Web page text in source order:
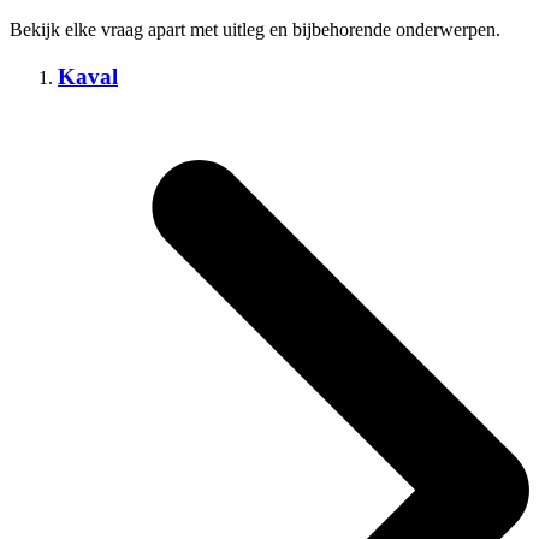
Bekijk elke vraag apart met uitleg en bijbehorende onderwerpen.
Kaval